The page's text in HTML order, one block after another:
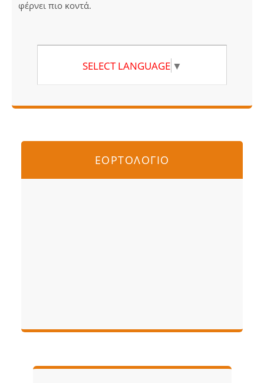
φέρνει πιο κοντά.
SELECT LANGUAGE ▼
ΕΟΡΤΟΛΟΓΙΟ